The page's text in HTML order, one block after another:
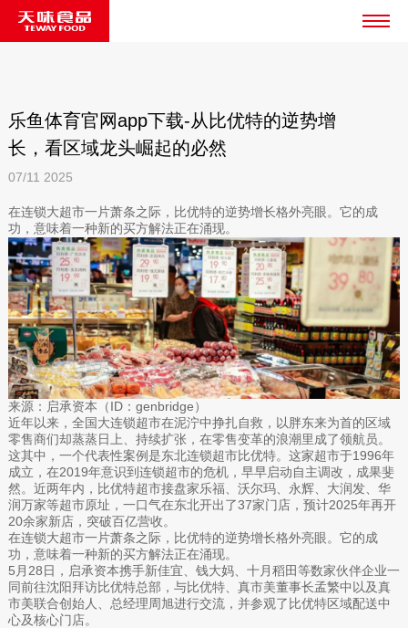
乐鱼体育官网app下载-从比优特的逆势增
长，看区域龙头崛起的必然
07/11 2025
在连锁大超市一片萧条之际，比优特的逆势增长格外亮眼。它的成
功，意味着一种新的买方解法正在涌现。
来源：启承资本（ID：genbridge）
近年以来，全国大连锁超市在泥泞中挣扎自救，以胖东来为首的区域
零售商们却蒸蒸日上、持续扩张，在零售变革的浪潮里成了领航员。
这其中，一个代表性案例是东北连锁超市比优特。这家超市于1996年
成立，在2019年意识到连锁超市的危机，早早启动自主调改，成果斐
然。近两年内，比优特超市接盘家乐福、沃尔玛、永辉、大润发、华
润万家等超市原址，一口气在东北开出了37家门店，预计2025年再开
20余家新店，突破百亿营收。
在连锁大超市一片萧条之际，比优特的逆势增长格外亮眼。它的成
功，意味着一种新的买方解法正在涌现。
5月28日，启承资本携手新佳宜、钱大妈、十月稻田等数家伙伴企业一
同前往沈阳拜访比优特总部，与比优特、真市美董事长孟繁中以及真
市美联合创始人、总经理周旭进行交流，并参观了比优特区域配送中
心及核心门店。